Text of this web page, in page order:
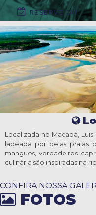
RESERVE JÁ!
Localizada no Macapá,
ladeada por belas praias
mangues, verdadeiros
culinária são inspiradas na
CONFIRA NOSSA
FOTOS